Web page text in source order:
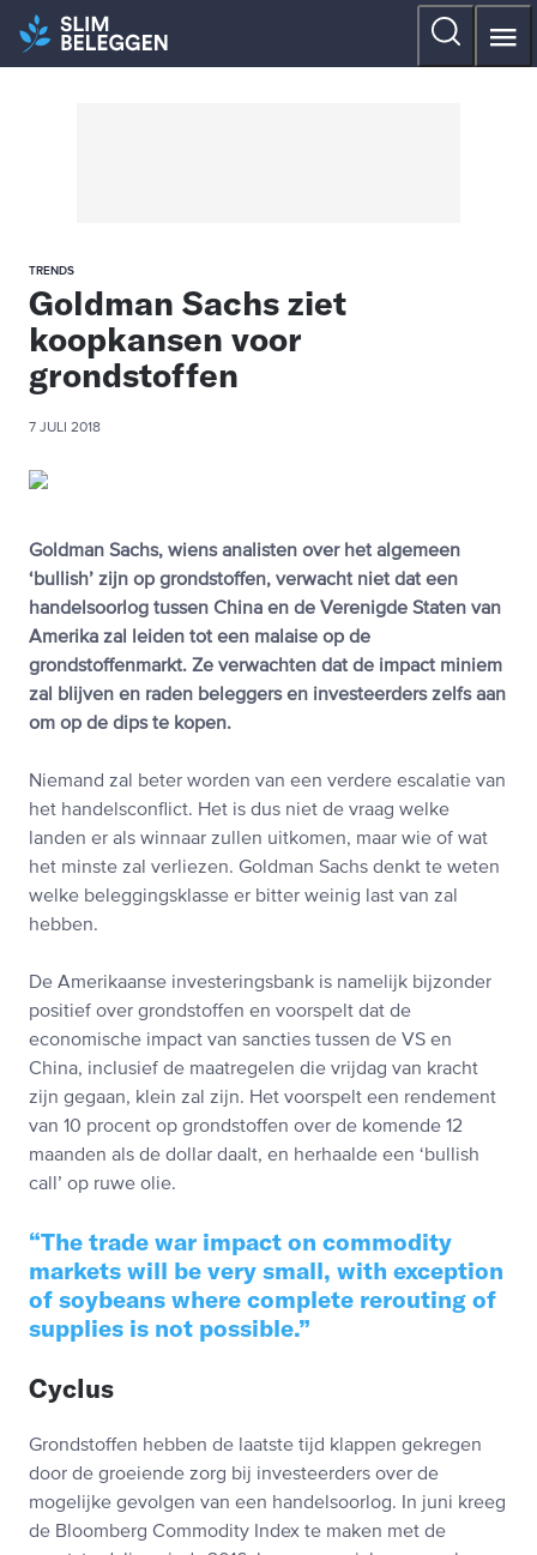
TRENDS
Goldman Sachs ziet
koopkansen voor
grondstoffen
7 JULI 2018
Goldman Sachs, wiens analisten over het algemeen
‘bullish’ zijn op grondstoffen, verwacht niet dat een
handelsoorlog tussen China en de Verenigde Staten van
Amerika zal leiden tot een malaise op de
grondstoffenmarkt. Ze verwachten dat de impact miniem
zal blijven en raden beleggers en investeerders zelfs aan
om op de dips te kopen.
Niemand zal beter worden van een verdere escalatie van
het handelsconflict. Het is dus niet de vraag welke
landen er als winnaar zullen uitkomen, maar wie of wat
het minste zal verliezen. Goldman Sachs denkt te weten
welke beleggingsklasse er bitter weinig last van zal
hebben.
De Amerikaanse investeringsbank is namelijk bijzonder
positief over grondstoffen en voorspelt dat de
economische impact van sancties tussen de VS en
China, inclusief de maatregelen die vrijdag van kracht
zijn gegaan, klein zal zijn. Het voorspelt een rendement
van 10 procent op grondstoffen over de komende 12
maanden als de dollar daalt, en herhaalde een ‘bullish
call’ op ruwe olie.
The trade war impact on commodity
markets will be very small, with exception
of soybeans where complete rerouting of
supplies is not possible.
Cyclus
Grondstoffen hebben de laatste tijd klappen gekregen
door de groeiende zorg bij investeerders over de
mogelijke gevolgen van een handelsoorlog. In juni kreeg
de Bloomberg Commodity Index te maken met de